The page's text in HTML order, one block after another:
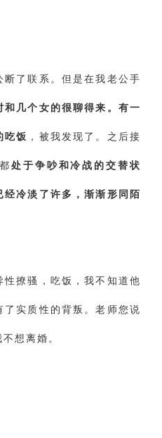
了联系。但是在我老公手
和几个女的很聊得来。有一
吃饭 ，被我发现了。之后接
处于争吵和冷战的交替状
冷淡了许多，渐渐形同陌
撩骚，吃饭，我不知道他
实质性的背叛。老师您说
想离婚。